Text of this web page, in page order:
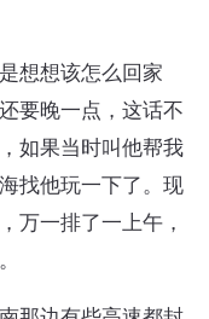
想想该怎么回家
要晚一点，这话不
如果当时叫他帮我
找他玩一下了。现
万一排了一上午，